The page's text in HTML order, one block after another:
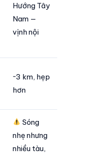
Hướng Tây
Nam —
vịnh nội
~3 km, hẹp
hơn
Sóng
nhẹ nhưng
nhiều tàu,